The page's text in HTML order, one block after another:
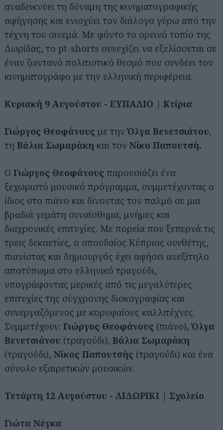
αναδεικνύει τη δύναμη της κινηματογραφικής
αφήγησης και ενισχύει τον διάλογο γύρω από την
τέχνη του σινεμά. Με φόντο το ορεινό τοπίο της
Δωρίδας, το pt-shorts συνεχίζει να εξελίσσεται σε
έναν ζωντανό πολιτιστικό θεσμό που συνδέει τον
κινηματογράφο με την ελληνική περιφέρεια.
Κυριακή 9 Αυγούστου - ΕΥΠΑΛΙΟ | Κτίρια
Γιώργος Θεοφάνους με τηνΌλγα Βενετσιάνου,
τη Βάλια Σωμαράκη και τον Νίκο Παπουτσή.
Ο Γιώργος Θεοφάνους παρουσιάζει ένα
ξεχωριστό μουσικό πρόγραμμα, συμμετέχοντας ο
ίδιος στο πιάνο και δίνοντας τον παλμό σε μια
βραδιά γεμάτη συναίσθημα, μνήμες και
διαχρονικές επιτυχίες. Με πορεία που ξεπερνά τις
τρεις δεκαετίες, ο σπουδαίος Κύπριος συνθέτης,
πιανίστας και δημιουργός έχει αφήσει ανεξίτηλο
αποτύπωμα στο ελληνικό τραγούδι,
υπογράφοντας μερικές από τις μεγαλύτερες
επιτυχίες της σύγχρονης δισκογραφίας και
συνεργαζόμενος με κορυφαίους καλλιτέχνες.
Συμμετέχουν: Γιώργος Θεοφάνους (πιάνο),Όλγα
Βενετσιάνου (τραγούδι), Βάλια Σωμαράκη
(τραγούδι), Νίκος Παπουτσής (τραγούδι) και ένα
σύνολο εξαιρετικών μουσικών.
Τετάρτη 12 Αυγούστου - ΛΙΔΩΡΙΚΙ | Σχολείο
Γιώτα Νέγκα